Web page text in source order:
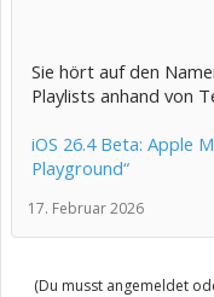
Sie hört auf den
Playlists anhand von
iOS 26.4 Beta: Apple
Playground“
17. Februar 2026
(Du musst angemeldet